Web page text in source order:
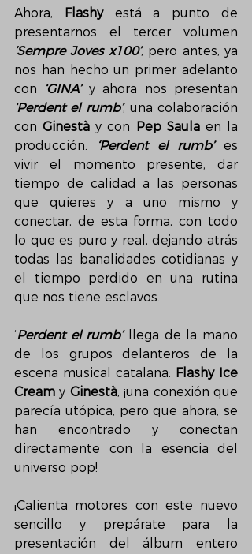
Ahora, Flashy está a punto de
‘Sempre Joves x100’, pero antes, ya
nos han hecho un primer adelanto
con
‘GINA’
‘Perdent el rumb’, una colaboración
con Ginestà y con Pep Saula en la
producción.
‘Perdent el rumb’ es
vivir el momento presente, dar
tiempo de calidad a las personas
que quieres y a uno mismo y
conectar, de esta forma, con todo
lo que es puro y real, dejando atrás
todas las banalidades cotidianas y
el tiempo perdido en una rutina
que nos tiene esclavos.
‘Perdent el rumb’ llega de la mano
de los grupos delanteros de la
escena musical catalana: Flashy Ice
Cream y Ginestà, ¡una conexión que
parecía utópica, pero que ahora, se
han encontrado y conectan
directamente con la esencia del
universo pop!
¡Calienta motores con este nuevo
sencillo y prepárate para la